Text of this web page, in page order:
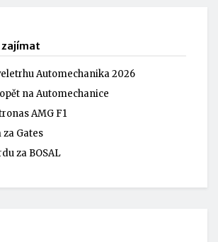
zajímat
Automechanika 2026
na Automechanice
AMG F1
Gates
za BOSAL